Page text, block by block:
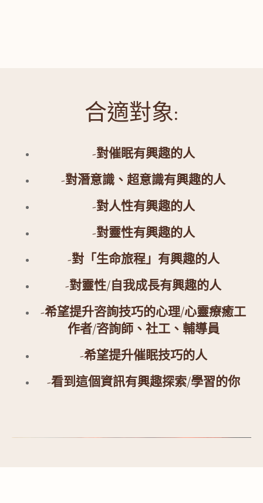
合適對象:
-對催眠有興趣的人
-對潛意識、超意識有興趣的人
-對人性有興趣的人
-對靈性有興趣的人
-對「生命旅程」有興趣的人
-對靈性/自我成長有興趣的人
-希望提升咨詢技巧的心理/心靈療癒工
作者/咨詢師、社工、輔導員
-希望提升催眠技巧的人
-看到這個資訊有興趣探索/學習的你